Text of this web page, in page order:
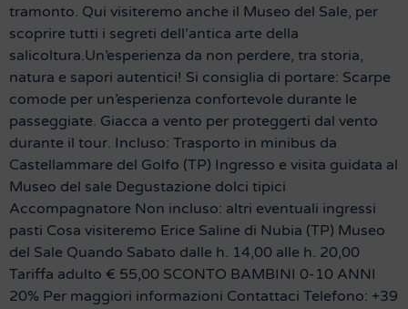
tramonto. Qui visiteremo anche il Museo del Sale, per
scoprire tutti i segreti dell’antica arte della
salicoltura.Un’esperienza da non perdere, tra storia,
natura e sapori autentici! Si consiglia di portare: Scarpe
comode per un’esperienza confortevole durante le
passeggiate. Giacca a vento per proteggerti dal vento
durante il tour. Incluso: Trasporto in minibus da
Castellammare del Golfo (TP) Ingresso e visita guidata al
Museo del sale Degustazione dolci tipici
Accompagnatore Non incluso: altri eventuali ingressi
pasti Cosa visiteremo Erice Saline di Nubia (TP) Museo
del Sale Quando Sabato dalle h. 14,00 alle h. 20,00
Tariffa adulto € 55,00 SCONTO BAMBINI 0-10 ANNI
20% Per maggiori informazioni Contattaci Telefono: +39